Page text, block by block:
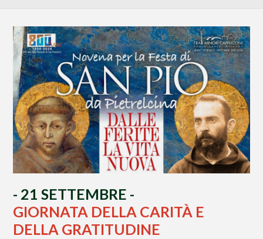
- 21 SETTEMBRE -
GIORNATA DELLA CARITÀ E
DELLA GRATITUDINE